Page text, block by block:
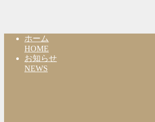
ホーム
HOME
お知らせ
NEWS